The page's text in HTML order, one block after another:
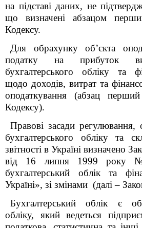
на підставі даних, не
що визначені абзацом
Кодексу.
Для обрахунку об’єкта
податку на прибуток
бухгалтерського обліку та
щодо доходів, витрат та
оподаткування (абзац
Кодексу).
Правові засади регулювання,
бухгалтерського обліку та
звітності в Україні визначено
від 16 липня 1999 року
бухгалтерський облік та
Україні», зі змінами (далі –
Бухгалтерський облік є
обліку, який ведеться